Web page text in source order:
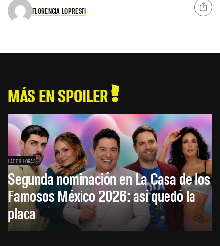
FLORENCIA LOPRESTI
MÁS EN SPOILER
HACE 8 HORAS
Segunda nominación en La Casa de los
Famosos México 2026: así quedó la
placa